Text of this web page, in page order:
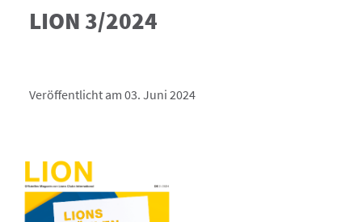
LION 3/2024
Veröffentlicht am 03. Juni 2024